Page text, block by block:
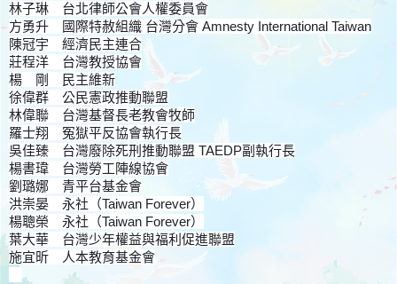
林子琳 台北律師公會人權委員會
方勇升 國際特赦組織 台灣分會 Amnesty International Taiwan
陳冠宇 經濟民主連合
莊程洋 台灣教授協會
楊 剛 民主維新
徐偉群 公民憲政推動聯盟
林偉聯 台灣基督長老教會牧師
羅士翔 冤獄平反協會執行長
吳佳臻 台灣廢除死刑推動聯盟 TAEDP副執行長
楊書瑋 台灣勞工陣線協會
劉璐娜 青平台基金會
洪崇晏 永社（Taiwan Forever）
楊聰榮 永社（Taiwan Forever）
葉大華 台灣少年權益與福利促進聯盟
施宜昕 人本教育基金會